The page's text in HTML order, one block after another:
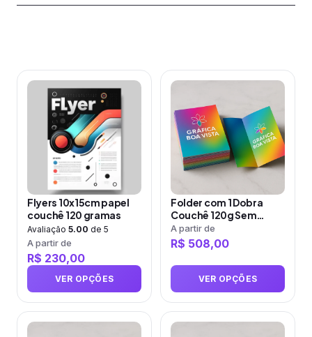
Flyers 10x15cm papel
couchê 120 gramas
Avaliação 5.00 de 5
A partir de
R$ 230,00
VER OPÇÕES
Este
produto
várias
variantes.
opções
podem
ser
escolhidas
na
página
produto
Folder com 1 Dobra
Couchê 120g Sem
Verniz
A partir de
R$ 508,00
VER OPÇÕES
Este
produto
tem
várias
variantes.
opções
podem
ser
escolhidas
na
página
produto
Este
Este